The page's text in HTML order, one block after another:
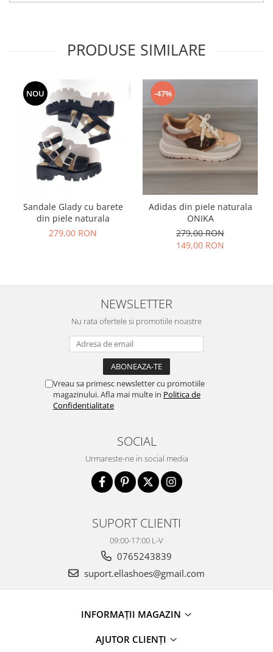
PRODUSE SIMILARE
NOU
Sandale Glady cu barete
din piele naturala
279,00 RON
-47%
Adidas din piele naturala
ONIKA
279,00 RON
149,00 RON
NEWSLETTER
Nu rata ofertele si promotiile noastre
Vreau sa primesc newsletter cu promotiile
magazinului. Afla mai multe in Politica de
Confidentialitate
SOCIAL
Urmareste-ne in social media
SUPORT CLIENTI
09:00-17:00 L-V
0765243839
suport.ellashoes@gmail.com
INFORMAȚII MAGAZIN
AJUTOR CLIENȚI